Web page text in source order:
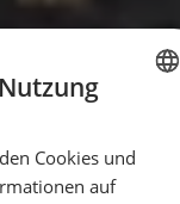
GERMAN
Cookies und
auf